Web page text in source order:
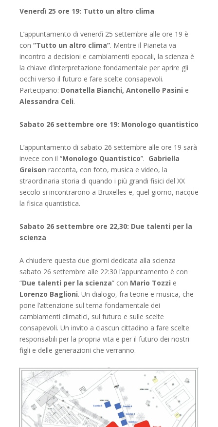
Venerdì 25 ore 19: Tutto un altro clima
L’appuntamento di venerdì 25 settembre alle ore 19 è
con “Tutto un altro clima”. Mentre il Pianeta va
incontro a decisioni e cambiamenti epocali, la scienza è
la chiave d’interpretazione fondamentale per aprire gli
occhi verso il futuro e fare scelte consapevoli.
Partecipano: Donatella Bianchi, Antonello Pasini e
Alessandra Celi.
Sabato 26 settembre ore 19: Monologo quantistico
L’appuntamento di sabato 26 settembre alle ore 19 sarà
invece con il “Monologo Quantistico”. Gabriella
Greison racconta, con foto, musica e video, la
straordinaria storia di quando i più grandi fisici del XX
secolo si incontrarono a Bruxelles e, quel giorno, nacque
la fisica quantistica.
Sabato 26 settembre ore 22,30: Due talenti per la
scienza
A chiudere questa due giorni dedicata alla scienza
sabato 26 settembre alle 22:30 l’appuntamento è con
“Due talenti per la scienza” con Mario Tozzi e
Lorenzo Baglioni. Un dialogo, fra teorie e musica, che
pone l’attenzione sul tema fondamentale dei
cambiamenti climatici, sul futuro e sulle scelte
consapevoli. Un invito a ciascun cittadino a fare scelte
responsabili per la propria vita e per il futuro dei nostri
figli e delle generazioni che verranno.